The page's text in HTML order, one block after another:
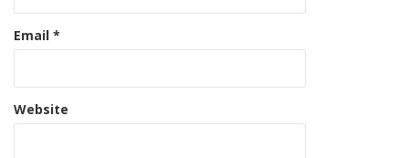
Email *
Website